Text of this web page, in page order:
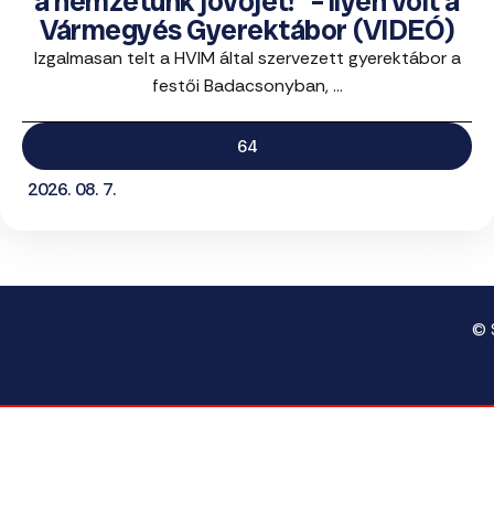
Vármegyés Gyerektábor (VIDEÓ)
Izgalmasan telt a HVIM által szervezett gyerektábor a
festői Badacsonyban, ...
64
2026. 08. 7.
©